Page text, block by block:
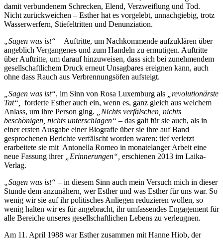
damit verbundenem Schrecken, Elend, Verzweiflung und Tod.
Nicht zurückweichen – Esther hat es vorgelebt, unnachgiebig, trotz
Wasserwerfern, Stiefeltritten und Denunziation.
„Sagen was ist“ – Auftritte, um Nachkommende aufzuklären über
angeblich Vergangenes und zum Handeln zu ermutigen. Auftritte
über Auftritte, um darauf hinzuweisen, dass sich bei zunehmendem
gesellschaftlichem Druck erneut Unsagbares ereignen kann, auch
ohne dass Rauch aus Verbrennungsöfen aufsteigt.
„Sagen was ist“, im Sinn von Rosa Luxemburg als
„revolutionärste
Tat“,
forderte Esther auch ein, wenn es, ganz gleich aus welchem
Anlass, um ihre Person ging.
„Nichts verfälschen, nichts
beschönigen, nichts unterschlagen“ – das galt für sie auch, als in
einer ersten Ausgabe einer Biografie über sie ihre auf Band
gesprochenen Berichte verfälscht worden waren: tief verletzt
erarbeitete sie mit Antonella Romeo in monatelanger Arbeit eine
neue Fassung ihrer
„Erinnerungen“, erschienen 2013 im Laika-
Verlag.
„Sagen was ist“ – in diesem Sinn auch mein Versuch mich in dieser
Stunde dem anzunähern, wer Esther und was Esther für uns war. So
wenig wir sie auf ihr politisches Anliegen reduzieren wollen, so
wenig halten wir es für angebracht, ihr umfassendes Engagement für
alle Bereiche unseres gesellschaftlichen Lebens zu verleugnen.
Am 11. April 1988 war Esther zusammen mit Hanne Hiob, der